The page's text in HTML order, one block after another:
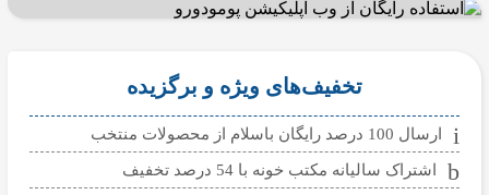
تخفیف‌های ویژه و برگزیده
ارسال 100 درصد رایگان باسلام از محصولات منتخب
اشتراک سالیانه مکتب خونه با 54 درصد تخفیف